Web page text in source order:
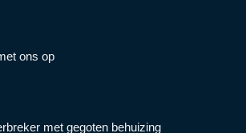
ons op
met gegoten behuizing